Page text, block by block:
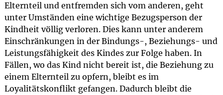
Elternteil und entfremden sich vom anderen, geht
unter Umständen eine wichtige Bezugsperson der
Kindheit völlig verloren. Dies kann unter anderem
Einschränkungen in der Bindungs-, Beziehungs- und
Leistungsfähigkeit des Kindes zur Folge haben. In
Fällen, wo das Kind nicht bereit ist, die Beziehung zu
einem Elternteil zu opfern, bleibt es im
Loyalitätskonflikt gefangen. Dadurch bleibt die